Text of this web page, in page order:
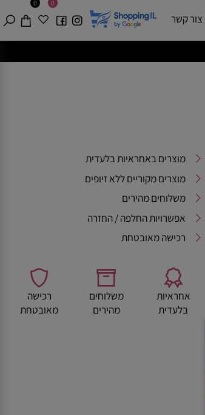
0 0
צור קשר
מוצרים באחראיות בלעדית
מוצרים מקוריים ללא זיופים
משלוחים מהירים
אפשרויות החלפה / החזרה
אחראיות משלוחים רכישה